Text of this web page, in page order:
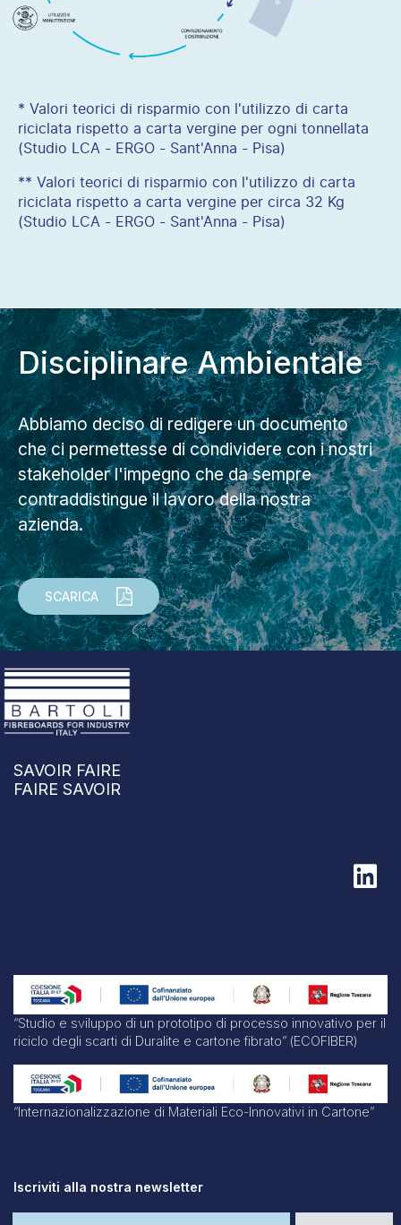
* Valori teorici di risparmio con l'utilizzo di carta
riciclata rispetto a carta vergine per ogni tonnellata
(Studio LCA - ERGO - Sant'Anna - Pisa)
** Valori teorici di risparmio con l'utilizzo di carta
riciclata rispetto a carta vergine per circa 32 Kg
(Studio LCA - ERGO - Sant'Anna - Pisa)
Disciplinare Ambientale
Abbiamo deciso di redigere un documento
che ci permettesse di condividere con i nostri
stakeholder l'impegno che da sempre
contraddistingue il lavoro della nostra
azienda.
SCARICA
SAVOIR FAIRE
FAIRE SAVOIR
“Studio e sviluppo di un prototipo di processo innovativo per il
riciclo degli scarti di Duralite e cartone fibrato” (ECOFIBER)
“Internazionalizzazione di Materiali Eco-Innovativi in Cartone”
Iscriviti alla nostra newsletter